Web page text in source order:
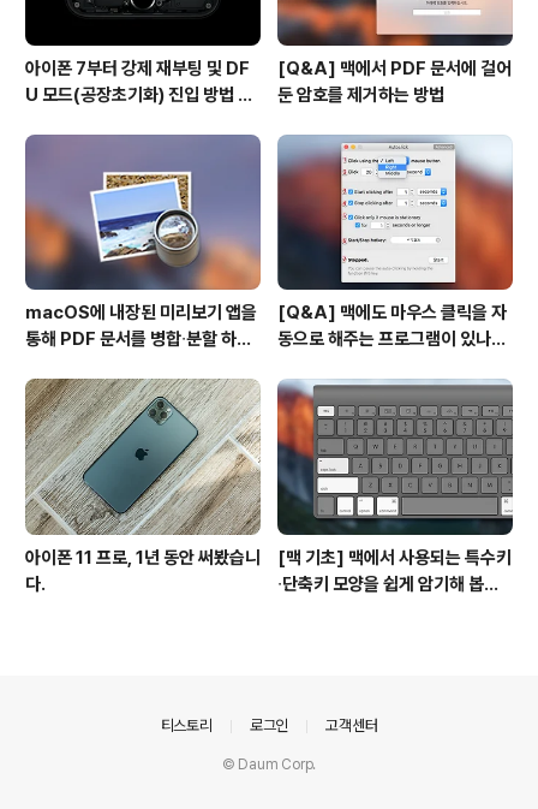
아이폰 7부터 강제 재부팅 및 DF
U 모드(공장초기화) 진입 방법 변
[Q&A] 맥에서 PDF 문서에 걸어
둔 암호를 제거하는 방법
macOS에 내장된 미리보기 앱을
통해 PDF 문서를 병합∙분할 하는
[Q&A] 맥에도 마우스 클릭을 자
동으로 해주는 프로그램이 있나
아이폰 11 프로, 1년 동안 써봤습니
다.
[맥 기초] 맥에서 사용되는 특수키
∙단축키 모양을 쉽게 암기해 봅시
티스토리 로그인 고객센터
© Daum Corp.